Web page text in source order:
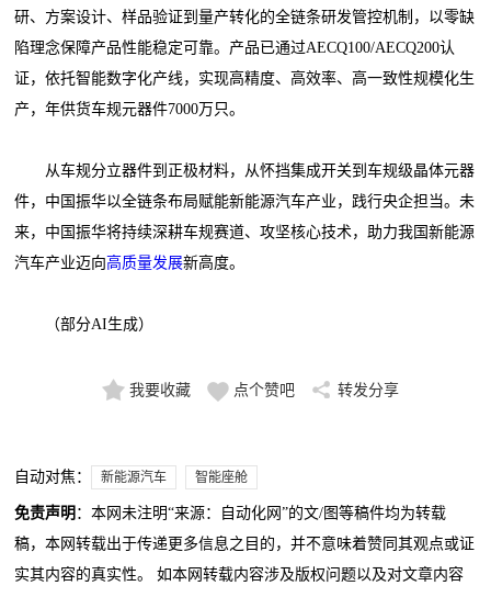
研、方案设计、样品验证到量产转化的全链条研发管控机制，以零缺
陷理念保障产品性能稳定可靠。产品已通过AECQ100/AECQ200认
证，依托智能数字化产线，实现高精度、高效率、高一致性规模化生
产，年供货车规元器件7000万只。
从车规分立器件到正极材料，从怀挡集成开关到车规级晶体元器
件，中国振华以全链条布局赋能新能源汽车产业，践行央企担当。未
来，中国振华将持续深耕车规赛道、攻坚核心技术，助力我国新能源
汽车产业迈向高质量发展新高度。
（部分AI生成）
我要收藏 点个赞吧 转发分享
自动对焦： 新能源汽车 智能座舱
免责声明 ：本网未注明“来源：自动化网”的文/图等稿件均为转载
稿，本网转载出于传递更多信息之目的，并不意味着赞同其观点或证
实其内容的真实性。 如本网转载内容涉及版权问题以及对文章内容